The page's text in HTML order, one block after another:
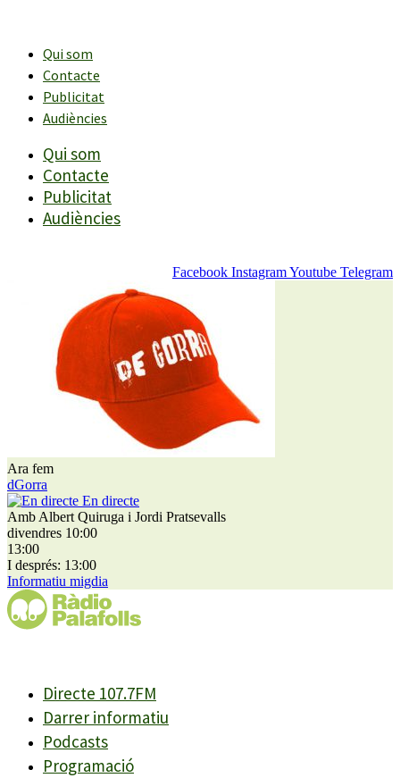
contingutQui som
Contacte
Publicitat
Audiències
Qui som
Contacte
Publicitat
Audiències
Facebook InstagramYoutube Telegram
Ara fem
dGorra
En directe
Amb Albert Quiruga i Jordi Pratsevalls
divendres 10:00
13:00
I després: 13:00
Informatiu migdia
Directe 107.7FM
Darrer informatiu
Podcasts
Programació